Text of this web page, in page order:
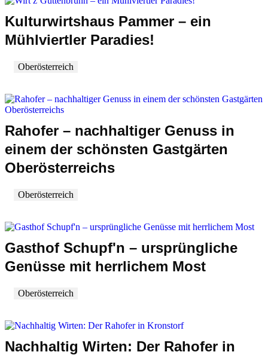
Kulturwirtshaus Pammer – ein
Mühlviertler Paradies!
Oberösterreich
Rahofer – nachhaltiger Genuss in
einem der schönsten Gastgärten
Oberösterreichs
Oberösterreich
Gasthof Schupf'n – ursprüngliche
Genüsse mit herrlichem Most
Oberösterreich
Nachhaltig Wirten: Der Rahofer in